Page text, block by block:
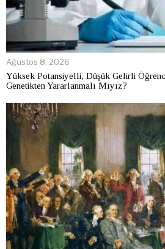
Ağustos 8, 2026
Yüksek Potansiyelli, Düşük Gelirli
Genetikten Yararlanmalı Mıyız?